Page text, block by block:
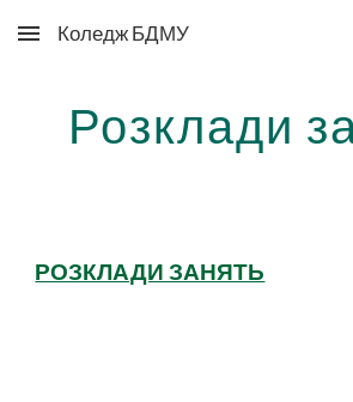
Skip to main content
Коледж БДМУ
Розклади
РОЗКЛАДИ ЗАНЯТЬ